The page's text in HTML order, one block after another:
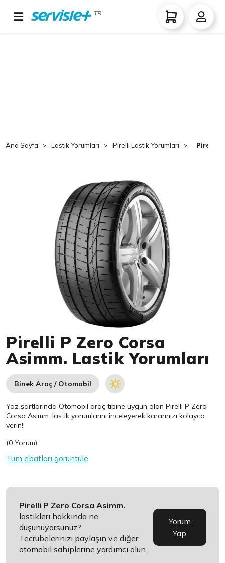
TR
Ana Sayfa Lastik Yorumları Pirelli Lastik Yorumları Pirelli P
Pirelli P Zero Corsa
Asimm. Lastik Yorumları
Binek Araç / Otomobil
Yaz şartlarında Otomobil araç tipine uygun olanPirelli P Zero
Corsa Asimm. lastik yorumlarını inceleyerek kararınızı kolayca
verin!
(0 Yorum)
Tüm ebatları görüntüle
Pirelli P Zero Corsa Asimm.
lastikleri hakkında ne
düşünüyorsunuz?
Tecrübelerinizi paylaşın ve diğer
otomobil sahiplerine yardımcı olun.
Yorum
Yap